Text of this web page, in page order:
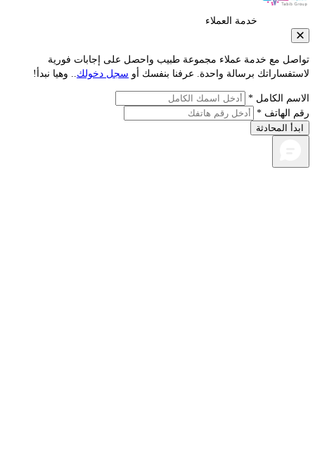
خدمة العملاء
مع خدمة عملاء مجموعة طبيب واحصل على إجابات فورية
برسالة واحدة. عرفنا بنفسك أوسجل دخولك.. وهيا نبدأ!
الكامل *
الهاتف *
المحادثة